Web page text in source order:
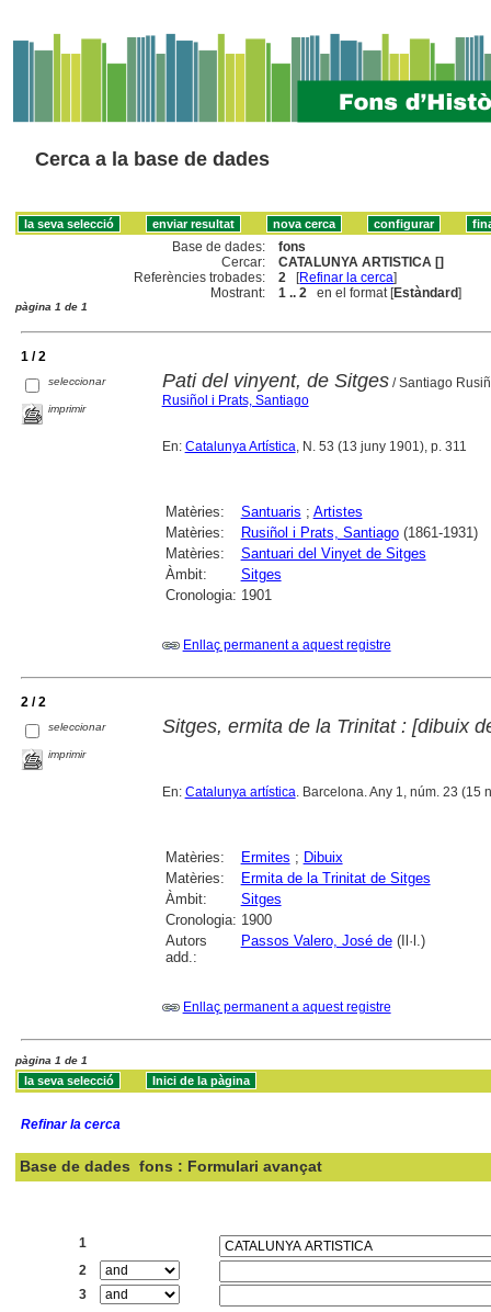
Cerca a la base de dades
Base de dades:
fons
Cercar:
CATALUNYA ARTISTICA []
Referències trobades:
2 [Refinar la cerca]
Mostrant:
1 .. 2 en el format [Estàndard]
pàgina 1 de 1
1 / 2
seleccionar
imprimir
Pati del vinyent, de Sitges/ Santiago
Rusiñol i Prats, Santiago
En: Catalunya Artística, N. 53 (13 juny 1901), p. 311
Matèries: Santuaris ; Artistes
Matèries:
Rusiñol i Prats, Santiago(1861-1931)
Matèries:
Santuari del Vinyet de Sitges
Àmbit:
Sitges
Cronologia: 1901
Enllaç permanent a aquest registre
2 / 2
seleccionar
imprimir
Sitges, ermita de la Trinitat : [dibuix
En: Catalunya artística. Barcelona. Any 1, núm. 23 (15
Matèries: Ermites ; Dibuix
Matèries:
Ermita de la Trinitat de Sitges
Àmbit:
Sitges
Cronologia: 1900
Autors
add.:
Passos Valero, José de(Il·l.)
Enllaç permanent a aquest registre
pàgina 1 de 1
Refinar la cerca
Base de dades fons : Formulari avançat
1
2
3